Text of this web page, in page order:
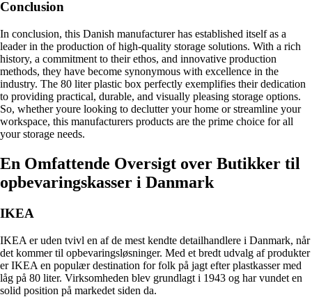
Conclusion
In conclusion, this Danish manufacturer has established itself as a
leader in the production of high-quality storage solutions. With a rich
history, a commitment to their ethos, and innovative production
methods, they have become synonymous with excellence in the
industry. The 80 liter plastic box perfectly exemplifies their dedication
to providing practical, durable, and visually pleasing storage options.
So, whether youre looking to declutter your home or streamline your
workspace, this manufacturers products are the prime choice for all
your storage needs.
En Omfattende Oversigt over Butikker til
opbevaringskasser i Danmark
IKEA
IKEA er uden tvivl en af de mest kendte detailhandlere i Danmark, når
det kommer til opbevaringsløsninger. Med et bredt udvalg af produkter
er IKEA en populær destination for folk på jagt efter plastkasser med
låg på 80 liter. Virksomheden blev grundlagt i 1943 og har vundet en
solid position på markedet siden da.